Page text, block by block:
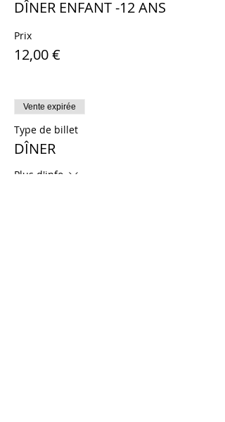
DÎNER ENFANT -12 ANS
Prix
12,00 €
Vente expirée
Type de billet
DÎNER
Plus d'info